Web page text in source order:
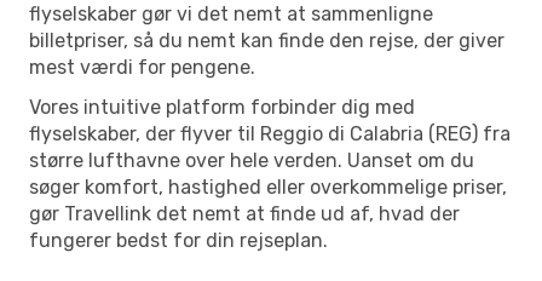
flyselskaber gør vi det nemt at sammenligne
billetpriser, så du nemt kan finde den rejse, der giver
mest værdi for pengene.
Vores intuitive platform forbinder dig med
flyselskaber, der flyver til Reggio di Calabria (REG) fra
større lufthavne over hele verden. Uanset om du
søger komfort, hastighed eller overkommelige priser,
gør Travellink det nemt at finde ud af, hvad der
fungerer bedst for din rejseplan.